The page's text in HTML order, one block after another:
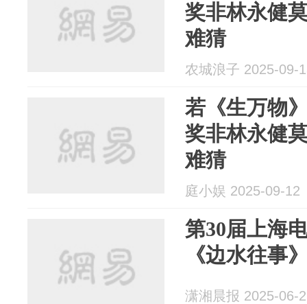
奖非林永健
难猜
农城浪子 2025-09-
若《生万物
奖非林永健
难猜
庭小娱 2025-09-12
第30届上海
《边水往事
潇湘晨报 2025-06-